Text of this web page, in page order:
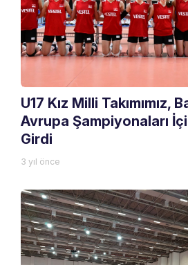
U17 Kız Milli Takımımız,
Avrupa Şampiyonaları
Girdi
3 yıl önce